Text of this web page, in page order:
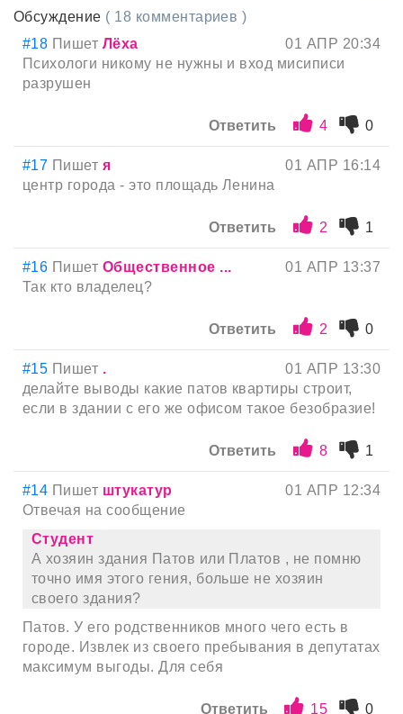
Обсуждение ( 18 комментариев )
#18 Пишет Лёха
01 АПР 20:34
Психологи никому не нужны и вход мисиписи
разрушен
Ответить 4 0
#17 Пишет я
01 АПР 16:14
центр города - это площадь Ленина
Ответить 2 1
#16 Пишет Общественное ...
01 АПР 13:37
Так кто владелец?
Ответить 2 0
#15 Пишет .
01 АПР 13:30
делайте выводы какие патов квартиры строит,
если в здании с его же офисом такое безобразие!
Ответить 8 1
#14 Пишет штукатур
01 АПР 12:34
Отвечая на сообщение
Студент
А хозяин здания Патов или Платов , не помню
точно имя этого гения, больше не хозяин
своего здания?
Патов. У его родственников много чего есть в
городе. Извлек из своего пребывания в депутатах
максимум выгоды. Для себя
Ответить 15 0